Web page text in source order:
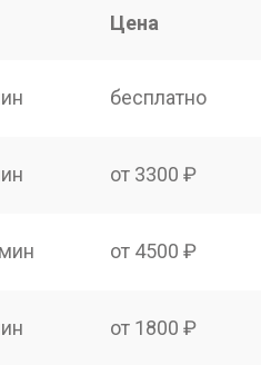
Цена
бесплатно
от 3300 ₽
от 4500 ₽
от 1800 ₽